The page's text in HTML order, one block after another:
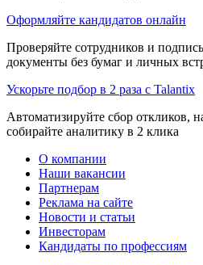
Оформляйте кандидатов онлайн
Проверяйте сотрудников и
документы без бумаг и личных
Ускорьте подбор в 2 раза с Talantix
Автоматизируйте сбор откликов,
собирайте аналитику в 2 клика
О компании
Наши вакансии
Партнерам
Реклама на сайте
Новости и статьи
Инвесторам
Кандидаты по профессиям